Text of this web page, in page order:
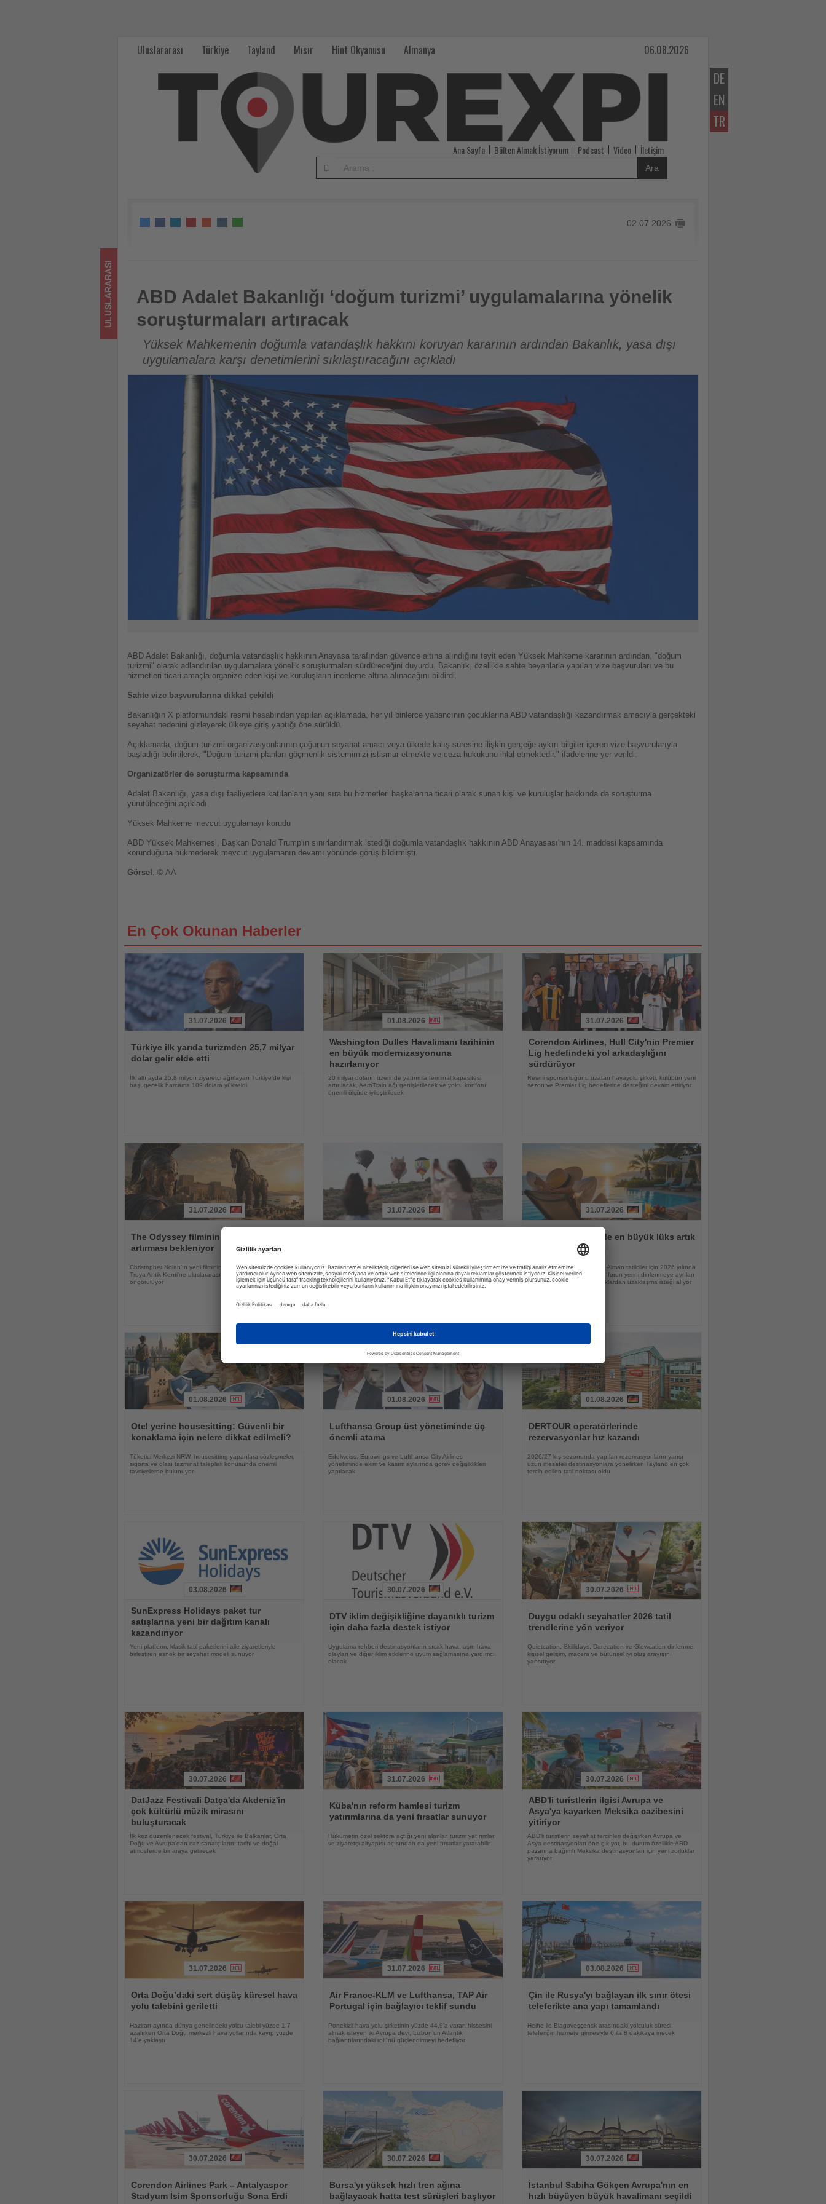
DE
EN
TR
Uluslararası Türkiye Tayland Mısır Hint Okyanusu Almanya 06.08.2026
Ana Sayfa Bülten Almak İstiyorum Podcast Video İletişim
Ara
02.07.2026
ABD Adalet Bakanlığı ‘doğum turizmi’ uygulamalarına yönelik soruşturmaları artıracak
ULUSLARARASI
ABD Adalet Bakanlığı ‘doğum turizmi’ uygulamalarına yönelik
soruşturmaları artıracak
Yüksek Mahkemenin doğumla vatandaşlık hakkını koruyan kararının ardından Bakanlık, yasa dışı
uygulamalara karşı denetimlerini sıkılaştıracağını açıkladı
ABD Adalet Bakanlığı, doğumla vatandaşlık hakkının Anayasa tarafından güvence altına alındığını teyit eden Yüksek Mahkeme kararının ardından, "doğum
turizmi" olarak adlandırılan uygulamalara yönelik soruşturmaları sürdüreceğini duyurdu. Bakanlık, özellikle sahte beyanlarla yapılan vize başvuruları ve bu
hizmetleri ticari amaçla organize eden kişi ve kuruluşların inceleme altına alınacağını bildirdi.
Sahte vize başvurularına dikkat çekildi
Bakanlığın X platformundaki resmi hesabından yapılan açıklamada, her yıl binlerce yabancının çocuklarına ABD vatandaşlığı kazandırmak amacıyla gerçekteki
seyahat nedenini gizleyerek ülkeye giriş yaptığı öne sürüldü.
Açıklamada, doğum turizmi organizasyonlarının çoğunun seyahat amacı veya ülkede kalış süresine ilişkin gerçeğe aykırı bilgiler içeren vize başvurularıyla
başladığı belirtilerek, "Doğum turizmi planları göçmenlik sistemimizi istismar etmekte ve ceza hukukunu ihlal etmektedir." ifadelerine yer verildi.
Organizatörler de soruşturma kapsamında
Adalet Bakanlığı, yasa dışı faaliyetlere katılanların yanı sıra bu hizmetleri başkalarına ticari olarak sunan kişi ve kuruluşlar hakkında da soruşturma
yürütüleceğini açıkladı.
Yüksek Mahkeme mevcut uygulamayı korudu
ABD Yüksek Mahkemesi, Başkan Donald Trump'ın sınırlandırmak istediği doğumla vatandaşlık hakkının ABD Anayasası'nın 14. maddesi kapsamında
korunduğuna hükmederek mevcut uygulamanın devamı yönünde görüş bildirmişti.
Görsel : © AA
En Çok Okunan Haberler
Oku
31.07.2026
Türkiye ilk yarıda turizmden 25,7 milyar
dolar gelir elde etti
İlk altı ayda 25,8 milyon ziyaretçi ağırlayan Türkiye’de kişi
başı gecelik harcama 109 dolara yükseldi
Oku
01.08.2026
Washington Dulles Havalimanı tarihinin
en büyük modernizasyonuna
hazırlanıyor
20 milyar doların üzerinde yatırımla terminal kapasitesi
artırılacak, AeroTrain ağı genişletilecek ve yolcu konforu
önemli ölçüde iyileştirilecek
Oku
31.07.2026
Corendon Airlines, Hull City'nin Premier
Lig hedefindeki yol arkadaşlığını
sürdürüyor
Resmi sponsorluğunu uzatan havayolu şirketi, kulübün yeni
sezon ve Premier Lig hedeflerine desteğini devam ettiriyor
Oku
31.07.2026
The Odyssey filminin Troya'ya ilgiyi
artırması bekleniyor
Christopher Nolan'ın yeni filminin UNESCO Dünya Mirası
Troya Antik Kenti'ne uluslararası ilgiyi güçlendirmesi
öngörülüyor
31.07.2026
Dokuz ülkeden gelen sıcak hava balonları gün doğumunda
peribacaları üzerinde gösteri uçuşu yaptı
31.07.2026
Almanlar için tatilde en büyük lüks artık
YouGov araştırmasına göre Alman tatilciler için 2026 yılında
lüksün anlamı değişiyor; konforun yerini dinlenmeye ayrılan
zaman ve günlük sorumluluklardan uzaklaşma isteği alıyor
Oku
01.08.2026
Otel yerine housesitting: Güvenli bir
konaklama için nelere dikkat edilmeli?
Tüketici Merkezi NRW, housesitting yapanlara sözleşmeler,
sigorta ve olası tazminat talepleri konusunda önemli
tavsiyelerde bulunuyor
Oku
01.08.2026
Lufthansa Group üst yönetiminde üç
önemli atama
Edelweiss, Eurowings ve Lufthansa City Airlines
yönetiminde ekim ve kasım aylarında görev değişiklikleri
yapılacak
Oku
01.08.2026
DERTOUR operatörlerinde
rezervasyonlar hız kazandı
2026/27 kış sezonunda yapılan rezervasyonların yarısı
uzun mesafeli destinasyonlara yönelirken Tayland en çok
tercih edilen tatil noktası oldu
Oku
03.08.2026
SunExpress Holidays paket tur
satışlarına yeni bir dağıtım kanalı
kazandırıyor
Yeni platform, klasik tatil paketlerini aile ziyaretleriyle
birleştiren esnek bir seyahat modeli sunuyor
Oku
30.07.2026
DTV iklim değişikliğine dayanıklı turizm
için daha fazla destek istiyor
Uygulama rehberi destinasyonların sıcak hava, aşırı hava
olayları ve diğer iklim etkilerine uyum sağlamasına yardımcı
olacak
Oku
30.07.2026
Duygu odaklı seyahatler 2026 tatil
trendlerine yön veriyor
Quietcation, Skillidays, Darecation ve Glowcation dinlenme,
kişisel gelişim, macera ve bütünsel iyi oluş arayışını
yansıtıyor
Oku
30.07.2026
DatJazz Festivali Datça'da Akdeniz'in
çok kültürlü müzik mirasını
buluşturacak
İlk kez düzenlenecek festival, Türkiye ile Balkanlar, Orta
Doğu ve Avrupa'dan caz sanatçılarını tarihi ve doğal
atmosferde bir araya getirecek
Oku
31.07.2026
Küba'nın reform hamlesi turizm
yatırımlarına da yeni fırsatlar sunuyor
Hükümetin özel sektöre açtığı yeni alanlar, turizm yatırımları
ve ziyaretçi altyapısı açısından da yeni fırsatlar yaratabilir
Oku
30.07.2026
ABD'li turistlerin ilgisi Avrupa ve
Asya'ya kayarken Meksika cazibesini
yitiriyor
ABD'li turistlerin seyahat tercihleri değişirken Avrupa ve
Asya destinasyonları öne çıkıyor, bu durum özellikle ABD
pazarına bağımlı Meksika destinasyonları için yeni zorluklar
yaratıyor
Oku
31.07.2026
Orta Doğu’daki sert düşüş küresel hava
yolu talebini geriletti
Haziran ayında dünya genelindeki yolcu talebi yüzde 1,7
azalırken Orta Doğu merkezli hava yollarında kayıp yüzde
14’e yaklaştı
Oku
31.07.2026
Air France-KLM ve Lufthansa, TAP Air
Portugal için bağlayıcı teklif sundu
Portekizli hava yolu şirketinin yüzde 44,9’a varan hissesini
almak isteyen iki Avrupa devi, Lizbon’un Atlantik
bağlantılarındaki rolünü güçlendirmeyi hedefliyor
Oku
03.08.2026
Çin ile Rusya'yı bağlayan ilk sınır ötesi
teleferikte ana yapı tamamlandı
Heihe ile Blagoveşçensk arasındaki yolculuk süresi
teleferiğin hizmete girmesiyle 6 ila 8 dakikaya inecek
Oku
30.07.2026
Corendon Airlines Park – Antalyaspor
Stadyum İsim Sponsorluğu Sona Erdi
Oku
30.07.2026
Bursa'yı yüksek hızlı tren ağına
bağlayacak hatta test sürüşleri başlıyor
Oku
30.07.2026
İstanbul Sabiha Gökçen Avrupa'nın en
hızlı büyüyen büyük havalimanı seçildi